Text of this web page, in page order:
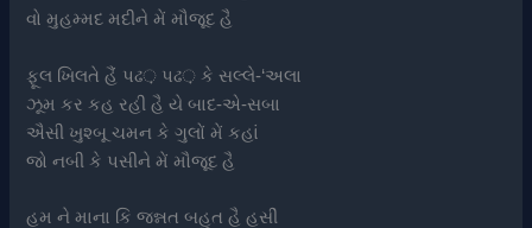
વો મુહમ્મદ મદીને મેં મૌજૂદ હૈ
ફૂલ ખિલતે હૈં પઢ़ પઢ़ કે સલ્લે-‘અલા
ઝૂમ કર કહ રહી હૈ યે બાદ-એ-સબા
ઐસી ખુશ્બૂ ચમન કે ગુલોં મેં કહાં
જો નબી કે પસીને મેં મૌજૂદ હૈ
હમ ને માના કિ જન્નત બહુત હૈ હસીં